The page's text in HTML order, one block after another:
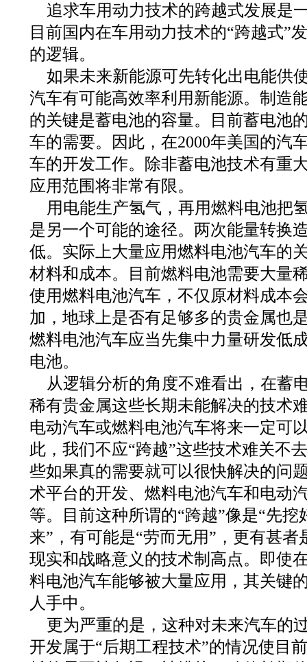
追求车用动力技术的跨越式发展是
目前国内在车用动力技术的“跨越式”
的逻辑。
如果未来新能源可先转化出电能供
汽车有可能高效率利用新能源。制造
的关键是蓄电池的容量。目前蓄电池
车的需要。因此，在2000年美国的汽
车的开发工作。除非蓄电池技术有重
应用范围将非常有限。
用电能生产氢气，再用燃料电池把
是另一个可能的途径。两次能量转换
低。实际上大量应用燃料电池汽车的
材料和成本。目前燃料电池需要大量
使用燃料电池汽车，不仅原材料成本
加，地球上是否有足够多的贵金属也
燃料电池汽车应当先集中力量研发低
电池。
从逻辑分析的角度不难看出，在蓄
稀有贵金属这些长期未能解决的技术
电动汽车或燃料电池汽车将来一定可
此，我们不应“跨越”这些技术难关不
些如果真的需要就可以很快解决的问
术平台的开发、燃料电池汽车和电动
等。目前这种所谓的“跨越”像是“先
来”，有可能是“劳而无用”，更有甚
现实和战略意义的技术制高点。即使
料电池汽车能够被大量应用，其关键
人手中。
更为严重的是，这种对未来汽车的
开发属于“后期工程技术”的情况使目